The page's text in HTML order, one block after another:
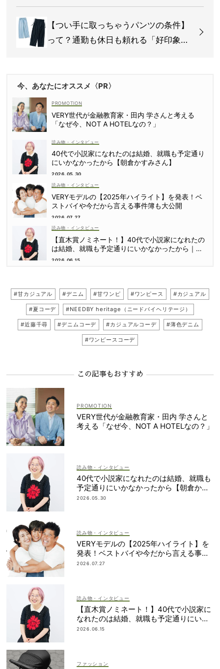
【つい手に取っちゃうパンツの条件】
って？通勤も休日も頼れる「好印象ボ
今、あなたにオススメ〈PR〉
VERY世代が金融教育家・田内 学さんと考える
「なぜ今、NOT A HOTELなの？」
読み物・インタビュー
40代で小説家になれたのは結婚、就職も予定通り
にいかなかったから【朝倉かすみさん】
2026.05.30
読み物・インタビュー
VERYモデルの【2025年ハイライト】を発表！ベ
ストバイや今だから言える事件簿も大公開
2026.07.27
読み物・インタビュー
【直木賞ノミネート！】40代で小説家になれたの
は結婚、就職も予定通りにいかなかったから｜朝
倉かすみさん
2026.06.15
#甘カジュアル #デニム #甘ワンピ #ワンピース #カジュアル
#夏コーデ #NEEDBY heritage（ニードバイヘリテージ）
#近藤千尋 #デニムコーデ #カジュアルコーデ #薄色デニム
#ワンピースコーデ
この記事もおすすめ
VERY世代が金融教育家・田内 学さんと
考える「なぜ今、NOT A HOTELなの？」
読み物・インタビュー
40代で小説家になれたのは結婚、就職も
予定通りにいかなかったから【朝倉かす
みさん】
2026.05.30
読み物・インタビュー
VERYモデルの【2025年ハイライト】を
発表！ベストバイや今だから言える事件
簿も大公開
2026.07.27
読み物・インタビュー
【直木賞ノミネート！】40代で小説家に
なれたのは結婚、就職も予定通りにいか
なかったから｜朝倉かすみさん
2026.06.15
ファッション